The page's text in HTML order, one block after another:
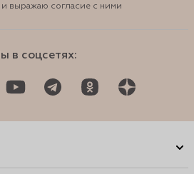
выражаю согласие с ними
в соцсетях: